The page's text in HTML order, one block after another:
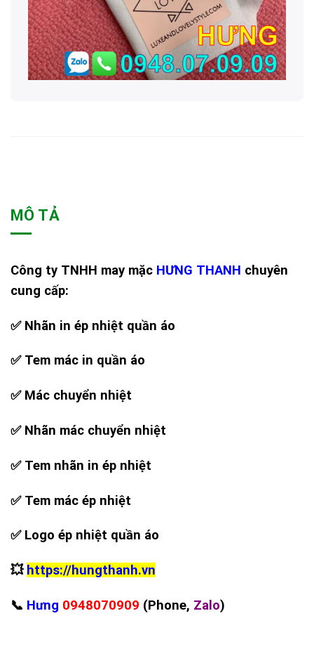
MÔ TẢ
Công ty TNHH may mặc HƯNG THANH chuyên
cung cấp:
✅ Nhãn in ép nhiệt quần áo
✅ Tem mác in quần áo
✅ Mác chuyển nhiệt
✅ Nhãn mác chuyển nhiệt
✅ Tem nhãn in ép nhiệt
✅ Tem mác ép nhiệt
✅ Logo ép nhiệt quần áo
💥 https://hungthanh.vn
📞 Hưng 0948070909 (Phone, Zalo)